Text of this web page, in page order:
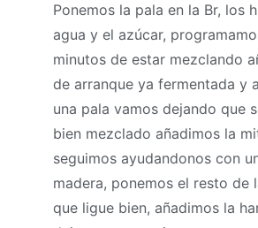
Ponemos la pala en la Br, los
agua y el azúcar,
minutos de estar mezclando
de arranque ya fermentada y
una pala vamos dejando que
bien mezclado añadimos la
seguimos ayudandonos con
madera, ponemos el resto de
que ligue bien, añadimos la